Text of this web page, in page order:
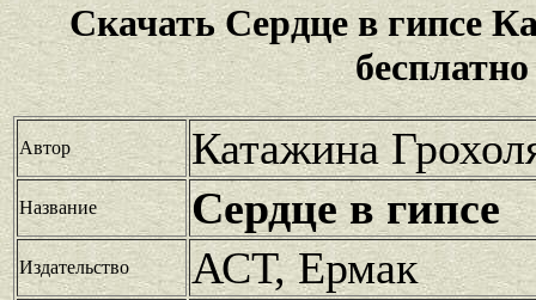
Скачать Сердце в гипсе
бесплатно
Автор Катажина
Название Сердце в гипсе
Издательство АСТ, Ермак